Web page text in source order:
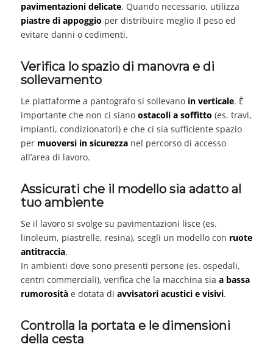
pavimentazioni delicate. Quando necessario, utilizza
piastre di appoggio per distribuire meglio il peso ed
evitare danni o cedimenti.
Verifica lo spazio di manovra e di
sollevamento
Le piattaforme a pantografo si sollevano in verticale. È
importante che non ci siano ostacoli a soffitto (es. travi,
impianti, condizionatori) e che ci sia sufficiente spazio
per muoversi in sicurezzanel percorso di accesso
all’area di lavoro.
Assicurati che il modello sia adatto al
tuo ambiente
Se il lavoro si svolge su pavimentazioni lisce (es.
linoleum, piastrelle, resina), scegli un modello con ruote
antitraccia.
In ambienti dove sono presenti persone (es. ospedali,
centri commerciali), verifica che la macchina sia a bassa
rumorositàe dotata di avvisatori acustici e visivi.
Controlla la portata e le dimensioni
della cesta